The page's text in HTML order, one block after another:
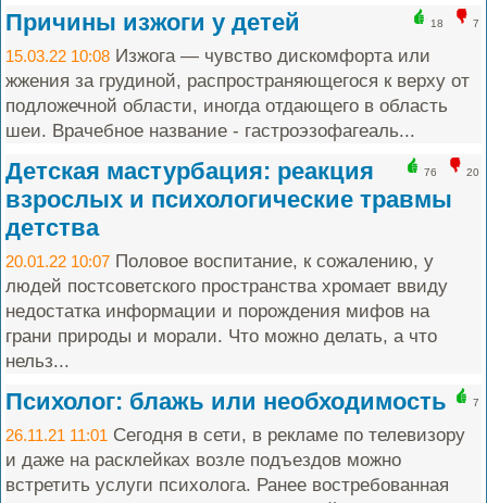
18 7
Причины изжоги у детей
15.03.22 10:08 Изжога — чувство дискомфорта или
жжения за грудиной, распространяющегося к верху от
подложечной области, иногда отдающего в область
шеи. Врачебное название - гастроэзофагеаль...
76 20
Детская мастурбация: реакция
взрослых и психологические травмы
детства
20.01.22 10:07 Половое воспитание, к сожалению, у
людей постсоветского пространства хромает ввиду
недостатка информации и порождения мифов на
грани природы и морали. Что можно делать, а что
нельз...
7
Психолог: блажь или необходимость
26.11.21 11:01 Сегодня в сети, в рекламе по телевизору
и даже на расклейках возле подъездов можно
встретить услуги психолога. Ранее востребованная